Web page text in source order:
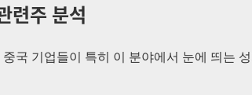
련주 분석
국 기업들이 특히 이 분야에서 눈에 띄는